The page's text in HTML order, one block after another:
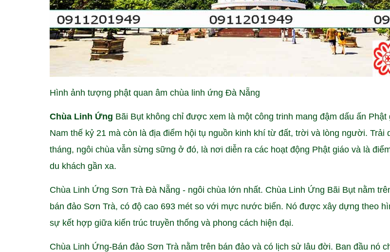
Hình ảnh tượng phật quan âm chùa linh ứng Đà Nẵng
Chùa Linh Ứng Bãi Bụt không chỉ được xem là một công trinh mang đậm dấu ấn
Nam thế kỷ 21 mà còn là địa điểm hội tụ nguồn kinh khí từ đất, trời và lòng người. Trải
tháng, ngôi chùa vẫn sừng sững ở đó, là nơi diễn ra các hoạt động Phật giáo và là
du khách gần xa.
Chùa Linh Ứng Sơn Trà Đà Nẵng - ngôi chùa lớn nhất. Chùa Linh Ứng Bãi Bụt nằm
bán đảo Sơn Trà, có độ cao 693 mét so với mực nước biển. Nó được xây dựng theo
sự kết hợp giữa kiến ​​trúc truyền thống và phong cách hiện đại.
Chùa Linh Ứng-Bán đảo Sơn Trà nằm trên bán đảo và có lịch sử lâu đời. Ban đầu nó